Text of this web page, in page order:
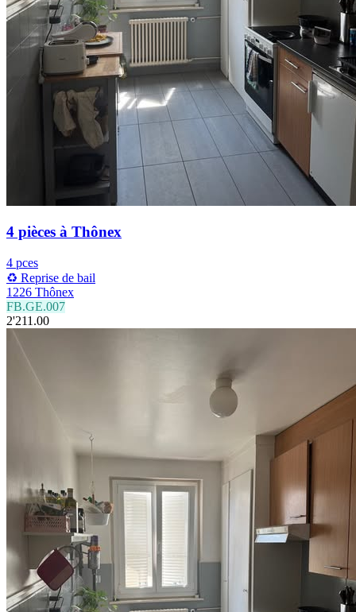
4 pièces à Thônex
4 pces
♻️ Reprise de bail
1226 Thônex
FB.GE.007
2'211.00